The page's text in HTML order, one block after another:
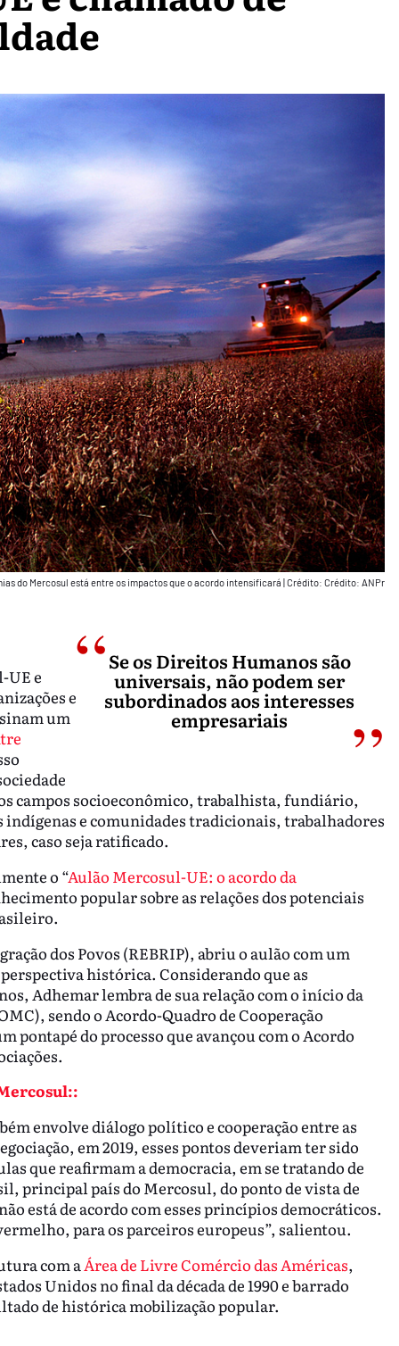
do Mercosul está entre os impactos que o acordo intensificará Crédito: Crédito: ANPr
Se os Direitos Humanos são
universais, não podem ser
subordinados aos interesses
empresariais
UE e
e
um
campos socioeconômico, trabalhista, fundiário,
e comunidades tradicionais, trabalhadores
caso seja ratificado.
o “Aulão Mercosul-UE: o acordo da
popular sobre as relações dos potenciais
dos Povos (REBRIP), abriu o aulão com um
histórica. Considerando que as
Adhemar lembra de sua relação com o início da
sendo o Acordo-Quadro de Cooperação
pontapé do processo que avançou com o Acordo
envolve diálogo político e cooperação entre as
em 2019, esses pontos deveriam ter sido
que reafirmam a democracia, em se tratando de
principal país do Mercosul, do ponto de vista de
está de acordo com esses princípios democráticos.
para os parceiros europeus”, salientou.
com aÁrea de Livre Comércio das Américas,
Unidos no final da década de 1990 e barrado
de histórica mobilização popular.